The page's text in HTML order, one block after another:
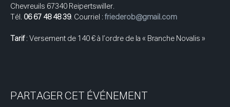
Chevreuils 67340 Reipertswiller.
Tél. 06 67 48 48 39. Courriel : friederob@gmail.com
Tarif : Versement de 140 € à l’ordre de la « Branche Novalis »
PARTAGER CET ÉVÉNEMENT